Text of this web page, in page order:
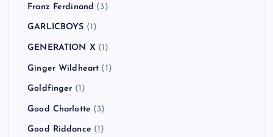
Franz Ferdinand (3)
GARLICBOYS (1)
GENERATION X (1)
Ginger Wildheart (1)
Goldfinger (1)
Good Charlotte (3)
Good Riddance (1)